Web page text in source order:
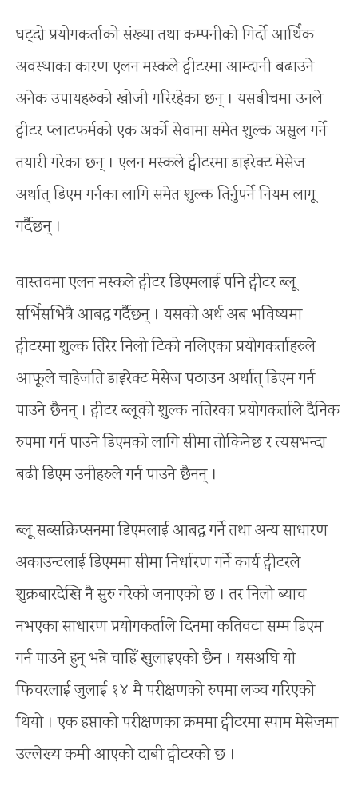
घट्दो प्रयोगकर्ताको संख्या तथा कम्पनीको गिर्दो आर्थिक
अवस्थाका कारण एलन मस्कले ट्वीटरमा आम्दानी बढाउने
अनेक उपायहरुको खोजी गरिरहेका छन् । यसबीचमा उनले
ट्वीटर प्लाटफर्मको एक अर्को सेवामा समेत शुल्क असुल गर्ने
तयारी गरेका छन् । एलन मस्कले ट्वीटरमा डाइरेक्ट मेसेज
अर्थात् डिएम गर्नका लागि समेत शुल्क तिर्नुपर्ने नियम लागू
गर्दैछन् ।
वास्तवमा एलन मस्कले ट्वीटर डिएमलाई पनि ट्वीटर ब्लू
सर्भिसभित्रै आबद्ध गर्दैछन् । यसको अर्थ अब भविष्यमा
ट्वीटरमा शुल्क तिरेर निलो टिको नलिएका प्रयोगकर्ताहरुले
आफूले चाहेजति डाइरेक्ट मेसेज पठाउन अर्थात् डिएम गर्न
पाउने छैनन् । ट्वीटर ब्लूको शुल्क नतिरका प्रयोगकर्ताले दैनिक
रुपमा गर्न पाउने डिएमको लागि सीमा तोकिनेछ र त्यसभन्दा
बढी डिएम उनीहरुले गर्न पाउने छैनन् ।
ब्लू सब्सक्रिप्सनमा डिएमलाई आबद्ध गर्ने तथा अन्य साधारण
अकाउन्टलाई डिएममा सीमा निर्धारण गर्ने कार्य ट्वीटरले
शुक्रबारदेखि नै सुरु गरेको जनाएको छ । तर निलो ब्याच
नभएका साधारण प्रयोगकर्ताले दिनमा कतिवटा सम्म डिएम
गर्न पाउने हुन् भन्ने चाहिँ खुलाइएको छैन । यसअघि यो
फिचरलाई जुलाई १४ मै परीक्षणको रुपमा लञ्च गरिएको
थियो । एक हप्ताको परीक्षणका क्रममा ट्वीटरमा स्पाम मेसेजमा
उल्लेख्य कमी आएको दाबी ट्वीटरको छ ।